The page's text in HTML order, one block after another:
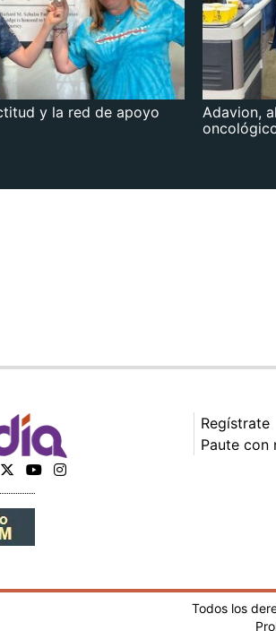
y la red de apoyo
Adavion,
Regístrate
Paute con
Todos los